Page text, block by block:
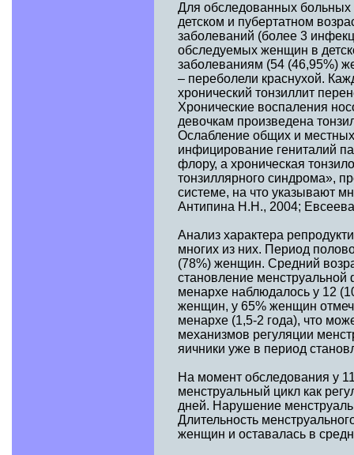
Для обследованных больных
детском и пубертатном
заболеваний (более 3
обследуемых женщин в
заболеваниям (54 (46,95%)
– переболели краснухой.
хронический тонзиллит
Хронические воспаления
девочкам произведена
Ослабление общих и
инфицирование гениталий
флору, а хроническая
тонзиллярного синдрома»,
системе, на что указывают
Антипина Н.Н., 2004;
Анализ характера
многих из них. Период
(78%) женщин. Средний
становление
менархе наблюдалось у 12
женщин, у 65% женщин
менархе (1,5-2 года), что
механизмов регуляции
яичники уже в период
На момент обследования у
менструальный цикл как
дней. Нарушение
Длительность
женщин и оставалась в